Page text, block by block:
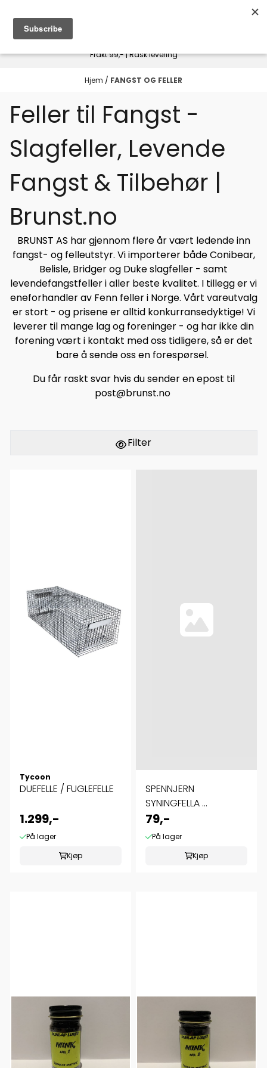
Frakt 99,- | Rask levering
Hjem / FANGST OG FELLER
Feller til Fangst -
Slagfeller, Levende
Fangst & Tilbehør |
Brunst.no
BRUNST AS har gjennom flere år vært ledende inn
fangst- og felleutstyr. Vi importerer både Conibear,
Belisle, Bridger og Duke slagfeller - samt
levendefangstfeller i aller beste kvalitet. I tillegg er vi
eneforhandler av Fenn feller i Norge. Vårt vareutvalg
er stort - og prisene er alltid konkurransedyktige! Vi
leverer til mange lag og foreninger - og har ikke din
forening vært i kontakt med oss tidligere, så er det
bare å sende oss en forespørsel.
Du får raskt svar hvis du sender en epost til
post@brunst.no
Filter
Tycoon
DUEFELLE / FUGLEFELLE
1.299,-
På lager
Kjøp
SPENNJERN
SYNINGFELLA ...
79,-
På lager
Kjøp